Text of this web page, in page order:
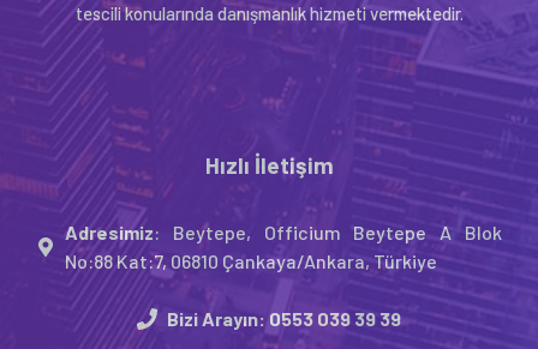
tescili konularında danışmanlık hizmeti vermektedir.
Hızlı İletişim
Adresimiz: Beytepe, Officium Beytepe A Blok
No:88 Kat:7, 06810 Çankaya/Ankara, Türkiye
Bizi Arayın: 0553 039 39 39